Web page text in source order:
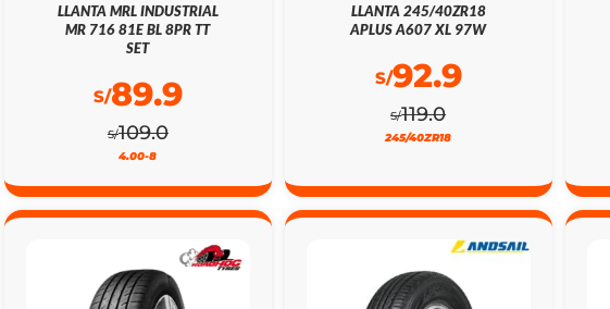
LLANTA MRL INDUSTRIAL
MR 716 81E BL 8PR TT
SET
S/109.0
S/89.9
4.00-8
LLANTA 245/40ZR18
APLUS A607 XL 97W
S/119.0
S/92.9
245/40ZR18